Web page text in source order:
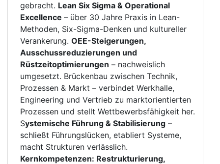
gebracht. Lean Six Sigma & Operational
Excellence – über 30 Jahre Praxis in Lean-
Methoden, Six-Sigma-Denken und kultureller
Verankerung. OEE-Steigerungen,
Ausschussreduzierungen und
Rüstzeitoptimierungen – nachweislich
umgesetzt. Brückenbau zwischen Technik,
Prozessen & Markt – verbindet Werkhalle,
Engineering und Vertrieb zu marktorientierten
Prozessen und stellt Wettbewerbsfähigkeit her.
Systemische Führung & Stabilisierung –
schließt Führungslücken, etabliert Systeme,
macht Strukturen verlässlich.
Kernkompetenzen: Restrukturierung,